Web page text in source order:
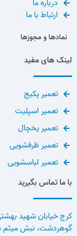
درباره ما
ارتباط با ما
نمادها و مجوزها
لینک های مفید
تعمیر پکیج
تعمیر اسپلیت
تعمیر یخچال
تعمیر ظرفشویی
تعمیر لباسشویی
با ما تماس بگیرید
کرج خیابان شهید
گوهردشت، نبش